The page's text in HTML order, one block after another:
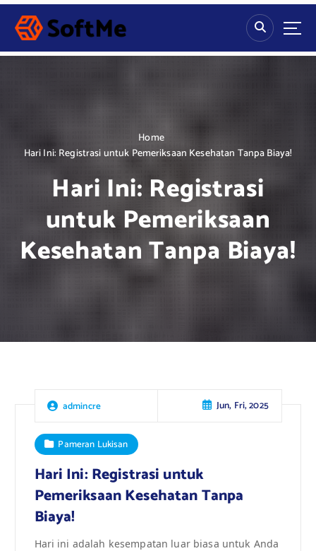
S
p
Home
Hari Ini: Registrasi untuk Pemeriksaan Kesehatan Tanpa Biaya!
Hari Ini: Registrasi
untuk Pemeriksaan
Kesehatan Tanpa Biaya!
admincre Jun, Fri, 2025
Pameran Lukisan
Hari Ini: Registrasi untuk
Pemeriksaan Kesehatan Tanpa
Biaya!
Hari ini adalah kesempatan luar biasa untuk Anda